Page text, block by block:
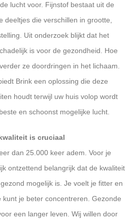
lucht voor. Fijnstof bestaat uit de
deeltjes die verschillen in grootte,
Uit onderzoek blijkt dat het
is voor de gezondheid. Hoe
ze doordringen in het lichaam.
Brink een oplossing die deze
houdt terwijl uw huis volop wordt
en schoonst mogelijke lucht.
is cruciaal
dan 25.000 keer adem. Voor je
ontzettend belangrijk dat de kwaliteit
mogelijk is. Je voelt je fitter en
je beter concentreren. Gezonde
een langer leven. Wij willen door